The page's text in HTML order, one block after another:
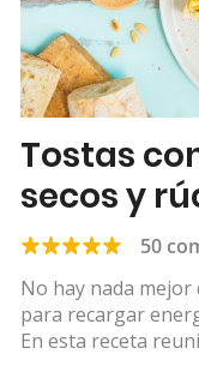
Tostas
secos y
50
No hay nada
para recargar
En esta receta